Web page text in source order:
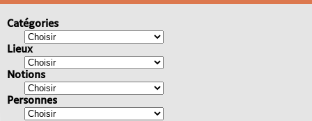
Catégories
Lieux
Notions
Personnes